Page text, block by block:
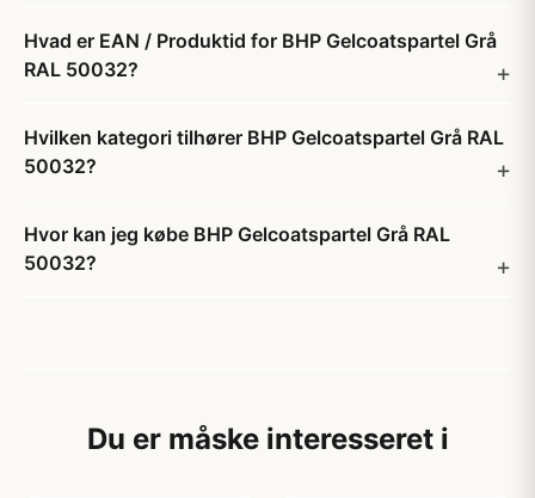
Hvad er EAN / Produktid for BHP Gelcoatspartel Grå
RAL 50032?
Hvilken kategori tilhører BHP Gelcoatspartel Grå RAL
50032?
Hvor kan jeg købe BHP Gelcoatspartel Grå RAL
50032?
Du er måske interesseret i